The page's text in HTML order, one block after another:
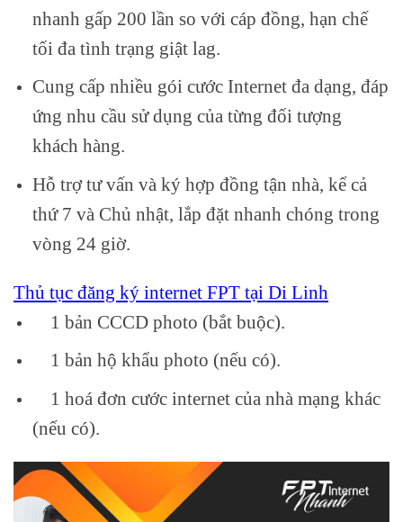
nhanh gấp 200 lần so với cáp đồng, hạn chế
tối đa tình trạng giật lag.
Cung cấp nhiều gói cước Internet đa dạng, đáp
ứng nhu cầu sử dụng của từng đối tượng
khách hàng.
Hỗ trợ tư vấn và ký hợp đồng tận nhà, kể cả
thứ 7 và Chủ nhật, lắp đặt nhanh chóng trong
vòng 24 giờ.
Thủ tục đăng ký internet FPT tại Di Linh
1 bản CCCD photo (bắt buộc).
1 bản hộ khẩu photo (nếu có).
1 hoá đơn cước internet của nhà mạng khác
(nếu có).